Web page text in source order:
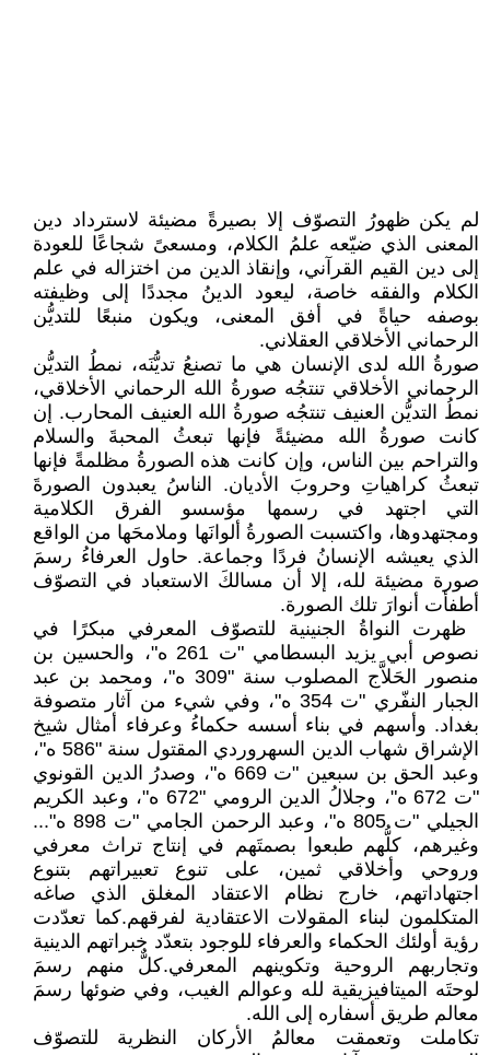
لم يكن ظهورُ التصوّف إلا بصيرةً مضيئة لاسترداد دين
المعنى الذي ضيّعه علمُ الكلام، ومسعىً شجاعًا للعودة
إلى دين القيم القرآني، وإنقاذ الدين من اختزاله في علم
الكلام والفقه خاصة، ليعود الدينُ مجددًا إلى وظيفته
بوصفه حياةً في أفق المعنى، ويكون منبعًا للتديُّن
الرحماني الأخلاقي العقلاني.
صورةُ الله لدى الإنسان هي ما تصنعُ تديُّنَه، نمطُ التديُّن
الرحماني الأخلاقي تنتجُه صورةُ الله الرحماني الأخلاقي،
نمطُ التديُّن العنيف تنتجُه صورةُ الله العنيف المحارب. إن
كانت صورةُ الله مضيئةً فإنها تبعثُ المحبةَ والسلام
والتراحم بين الناس، وإن كانت هذه الصورةُ مظلمةً فإنها
تبعثُ كراهياتِ وحروبَ الأديان. الناسُ يعبدون الصورةَ
التي اجتهد في رسمها مؤسسو الفرق الكلامية
ومجتهدوها، واكتسبت الصورةُ ألوانَها وملامحَها من الواقع
الذي يعيشه الإنسانُ فردًا وجماعة. حاول العرفاءُ رسمَ
صورة مضيئة لله، إلا أن مسالكَ الاستعباد في التصوّف
أطفأت أنوارَ تلك الصورة.
‏ ظهرت النواةُ الجنينية للتصوّف المعرفي مبكرًا في
نصوص أبي يزيد البسطامي "ت 261 ه"، والحسين بن
منصور الحَلاَّج المصلوب سنة "309 ه"، ومحمد بن عبد
الجبار النفّري "ت 354 ه"، وفي شيء من آثار متصوفة
بغداد. وأسهم في بناء أسسه حكماءُ وعرفاء أمثال شيخ
الإشراق شهاب الدين السهروردي المقتول سنة "586 ه"،
وعبد الحق بن سبعين "ت 669 ه"، وصدرُ الدين القونوي
"ت 672 ه"، وجلالُ الدين الرومي "672 ه"، وعبد الكريم
الجيلي "ت 805 ه"، وعبد الرحمن الجامي "ت 898 ه"...
وغيرهم، كلُّهم طبعوا بصمتَهم في إنتاج تراث معرفي
وروحي وأخلاقي ثمين، على تنوع تعبيراتهم بتنوع
اجتهاداتهم، خارج نظام الاعتقاد المغلق الذي صاغه
المتكلمون لبناء المقولات الاعتقادية لفرقهم.كما تعدّدت
رؤية أولئك الحكماء والعرفاء للوجود بتعدّد خبراتهم الدينية
وتجاربهم الروحية وتكوينهم المعرفي.كلٌّ منهم رسمَ
لوحتَه الميتافيزيقية لله وعوالم الغيب، وفي ضوئها رسمَ
معالم طريق أسفاره إلى الله.
تكاملت وتعمقت معالمُ الأركان النظرية للتصوّف